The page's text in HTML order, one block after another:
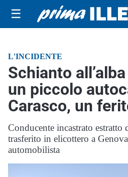
☰
L'INCIDENTE
Schianto
un piccolo
Carasco, un
Conducente incastrato
trasferito in elicottero a
automobilista